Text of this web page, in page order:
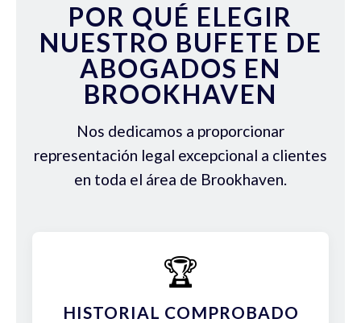
POR QUÉ ELEGIR
NUESTRO BUFETE DE
ABOGADOS EN
BROOKHAVEN
Nos dedicamos a proporcionar
representación legal excepcional a clientes
en toda el área de Brookhaven.
🏆
HISTORIAL COMPROBADO